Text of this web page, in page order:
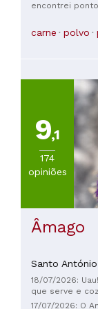
encontrei
.... A melhor
carne polvo
9,1
174
opiniões
Âmago
Santo
18/07/2026:
que serve e
puder!
17/07/2026: O